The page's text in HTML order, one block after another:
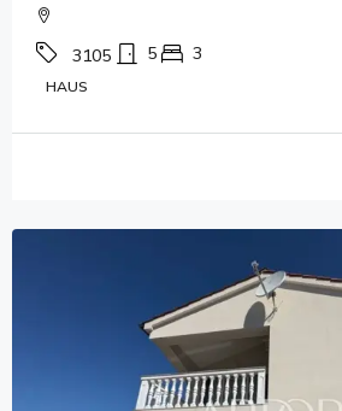
3105 5 3
HAUS